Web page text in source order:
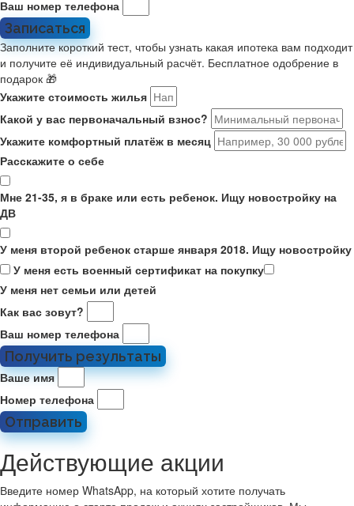
Ваш номер телефона
Записаться
Заполните короткий тест, чтобы узнать какая ипотека вам подходит
и получите её индивидуальный расчёт. Бесплатное одобрение в
подарок 🎁
Укажите стоимость жилья
Какой у вас первоначальный взнос?
Укажите комфортный платёж в месяц
Расскажите о себе
Мне 21-35, я в браке или есть ребенок. Ищу новостройку на
ДВ
У меня второй ребенок старше января 2018. Ищу новостройку
У меня есть военный сертификат на покупку
У меня нет семьи или детей
Как вас зовут?
Ваш номер телефона
Получить результаты
Ваше имя
Номер телефона
Отправить
Действующие акции
Введите номер WhatsApp, на который хотите получать